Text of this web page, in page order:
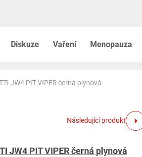
Diskuze Vaření Menopauza
JW4 PIT VIPER černá plynová
Následující produkt
JW4 PIT VIPER černá plynová